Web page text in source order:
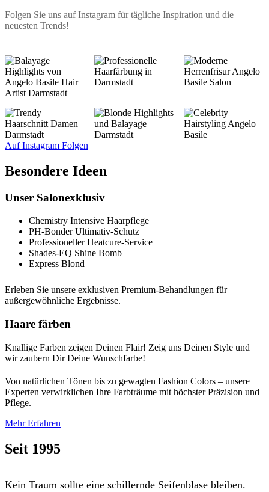
Folgen Sie uns auf Instagram für tägliche Inspiration und die
neuesten Trends!
Auf Instagram Folgen
Besondere Ideen
Unser Salonexklusiv
Chemistry Intensive Haarpflege
PH-Bonder Ultimativ-Schutz
Professioneller Heatcure-Service
Shades-EQ Shine Bomb
Express Blond
Erleben Sie unsere exklusiven Premium-Behandlungen für
außergewöhnliche Ergebnisse.
Haare färben
Knallige Farben zeigen Deinen Flair! Zeig uns Deinen Style und
wir zaubern Dir Deine Wunschfarbe!
Von natürlichen Tönen bis zu gewagten Fashion Colors – unsere
Experten verwirklichen Ihre Farbträume mit höchster Präzision und
Pflege.
Mehr Erfahren
Seit 1995
Kein Traum sollte eine schillernde Seifenblase bleiben.